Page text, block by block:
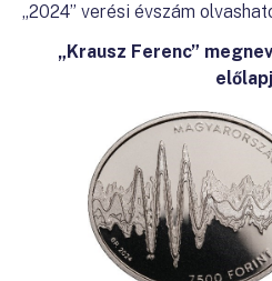
„2024” verési évszám
„Krausz Ferenc”